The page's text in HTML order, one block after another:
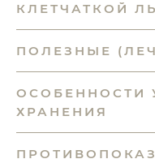
КЛЕТЧАТКОЙ
ПОЛЕЗНЫЕ
ОСОБЕННОСТИ
ХРАНЕНИЯ